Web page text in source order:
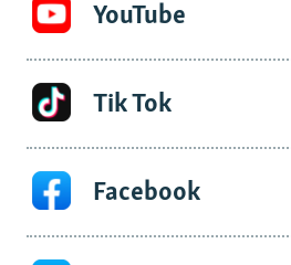
YouTube
Tik Tok
Facebook